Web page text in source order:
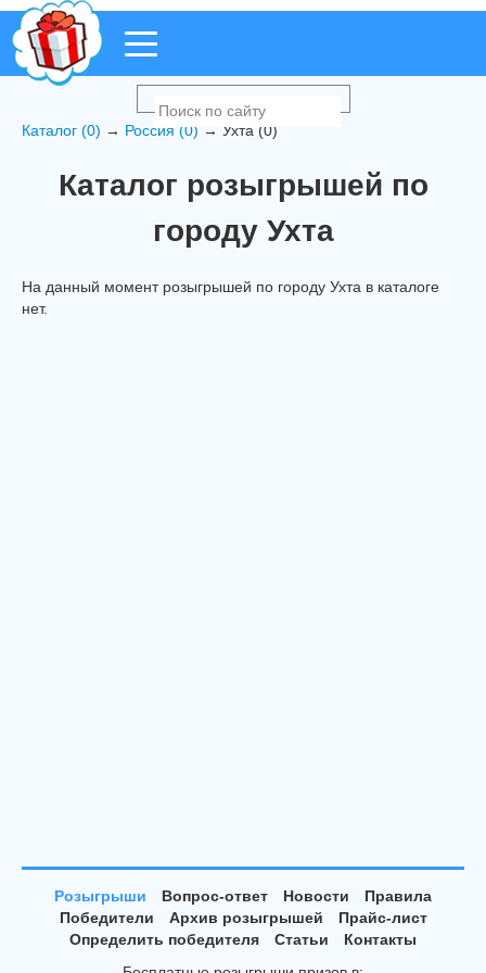
Каталог (0) → Россия (0) → Ухта (0)
Каталог розыгрышей по
городу Ухта
На данный момент розыгрышей по городу Ухта в каталоге
нет.
Розыгрыши Вопрос-ответ Новости
Правила
Победители
Архив розыгрышей
Прайс-лист
Определить победителя
Статьи
Контакты